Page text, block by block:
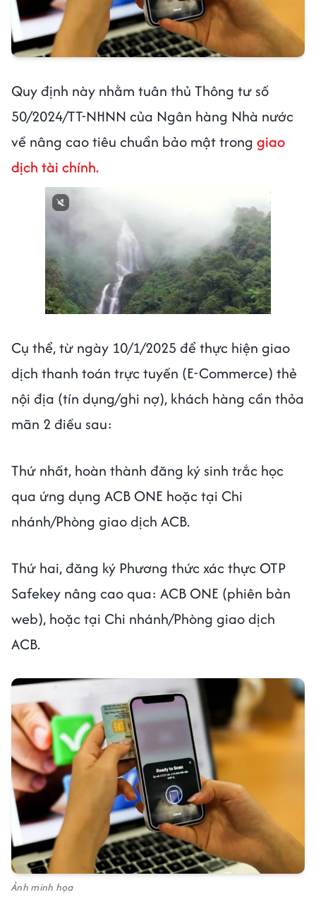
Quy định này nhằm tuân thủ Thông tư số
50/2024/TT-NHNN của Ngân hàng Nhà nước
về nâng cao tiêu chuẩn bảo mật trong giao
dịch tài chính.
Cụ thể, từ ngày 10/1/2025 để thực hiện giao
dịch thanh toán trực tuyến (E-Commerce) thẻ
nội địa (tín dụng/ghi nợ), khách hàng cần thỏa
mãn 2 điều sau:
Thứ nhất, hoàn thành đăng ký sinh trắc học
qua ứng dụng ACB ONE hoặc tại Chi
nhánh/Phòng giao dịch ACB.
Thứ hai, đăng ký Phương thức xác thực OTP
Safekey nâng cao qua: ACB ONE (phiên bản
web), hoặc tại Chi nhánh/Phòng giao dịch
ACB.
Ảnh minh họa